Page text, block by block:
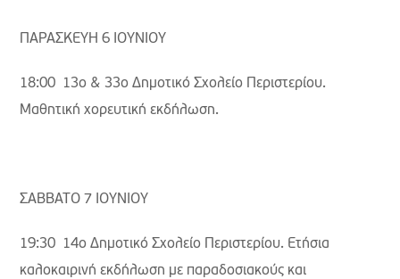
ΠΑΡΑΣΚΕΥΗ 6 ΙΟΥΝΙΟΥ
18:00 13ο & 33ο Δημοτικό Σχολείο Περιστερίου.
Μαθητική χορευτική εκδήλωση.
ΣΑΒΒΑΤΟ 7 ΙΟΥΝΙΟΥ
19:30 14ο Δημοτικό Σχολείο Περιστερίου. Ετήσια
καλοκαιρινή εκδήλωση με παραδοσιακούς και